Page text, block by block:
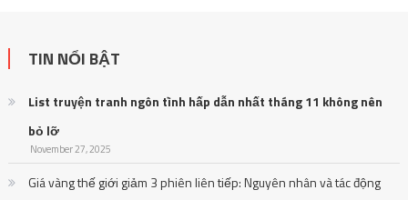
TIN NỔI BẬT
List truyện tranh ngôn tình hấp dẫn nhất tháng 11 không nên
bỏ lỡ
November 27, 2025
Giá vàng thế giới giảm 3 phiên liên tiếp: Nguyên nhân và tác động